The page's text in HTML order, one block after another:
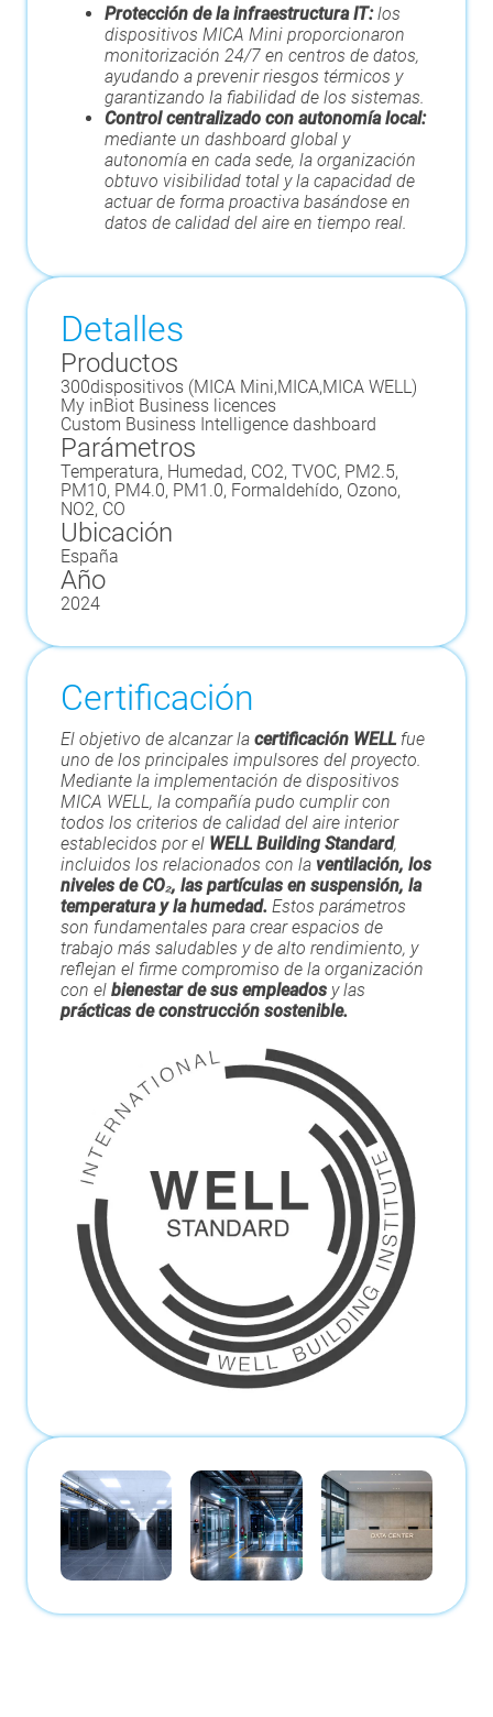
Protección de la infraestructura IT:los
dispositivos MICA Mini proporcionaron
monitorización 24/7 en centros de datos,
ayudando a prevenir riesgos térmicos y
garantizando la fiabilidad de los sistemas.
Control centralizado con autonomía local:
mediante un dashboard global y
autonomía en cada sede, la organización
obtuvo visibilidad total y la capacidad de
actuar de forma proactiva basándose en
datos de calidad del aire en tiempo real.
Detalles
Productos
300dispositivos (MICA Mini,MICA,MICA WELL )
My inBiot Business licences
Custom Business Intelligence dashboard
Parámetros
Temperatura, Humedad, CO2, TVOC, PM2.5,
PM10, PM4.0, PM1.0, Formaldehído, Ozono,
NO2, CO
Ubicación
España
Año
2024
Certificación
El objetivo de alcanzar la certificación WELL fue
uno de los principales impulsores del proyecto.
Mediante la implementación de dispositivos
MICA WELL, la compañía pudo cumplir con
todos los criterios de calidad del aire interior
establecidos por el WELL Building Standard,
incluidos los relacionados con la ventilación, los
niveles de CO₂, las partículas en suspensión, la
temperatura y la humedad. Estos parámetros
son fundamentales para crear espacios de
trabajo más saludables y de alto rendimiento, y
reflejan el firme compromiso de la organización
con el bienestar de sus empleados y las
prácticas de construcción sostenible.